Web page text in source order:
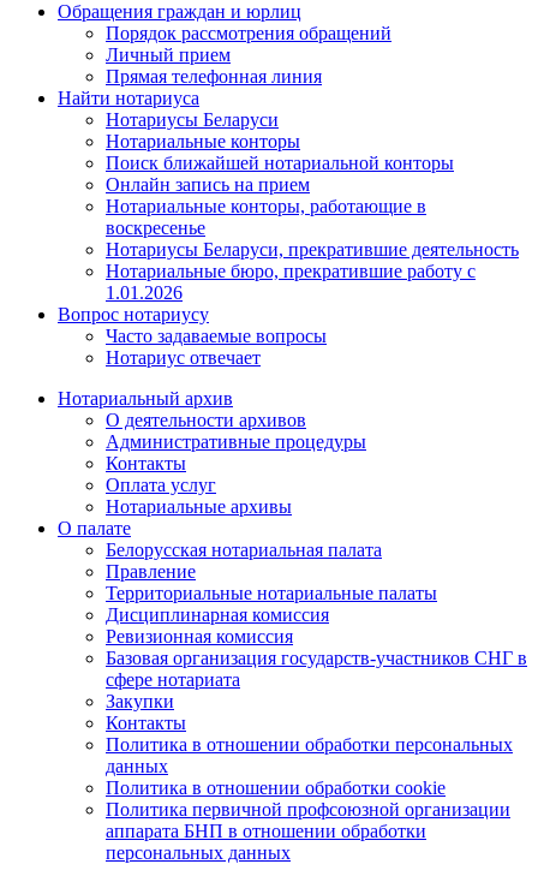
Обращения граждан и юрлиц
Порядок рассмотрения обращений
Личный прием
Прямая телефонная линия
Найти нотариуса
Нотариусы Беларуси
Нотариальные конторы
Поиск ближайшей нотариальной конторы
Онлайн запись на прием
Нотариальные конторы, работающие в
воскресенье
Нотариусы Беларуси, прекратившие деятельность
Нотариальные бюро, прекратившие работу с
1.01.2026
Вопрос нотариусу
Часто задаваемые вопросы
Нотариус отвечает
Нотариальный архив
О деятельности архивов
Административные процедуры
Контакты
Оплата услуг
Нотариальные архивы
О палате
Белорусская нотариальная палата
Правление
Территориальные нотариальные палаты
Дисциплинарная комиссия
Ревизионная комиссия
Базовая организация государств-участников СНГ в
сфере нотариата
Закупки
Контакты
Политика в отношении обработки персональных
данных
Политика в отношении обработки cookie
Политика первичной профсоюзной организации
аппарата БНП в отношении обработки
персональных данных